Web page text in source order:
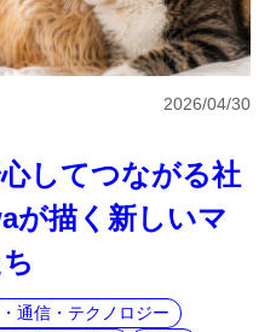
してつながる社
描く新しいマ
2026/04/30
通信・テクノロジー